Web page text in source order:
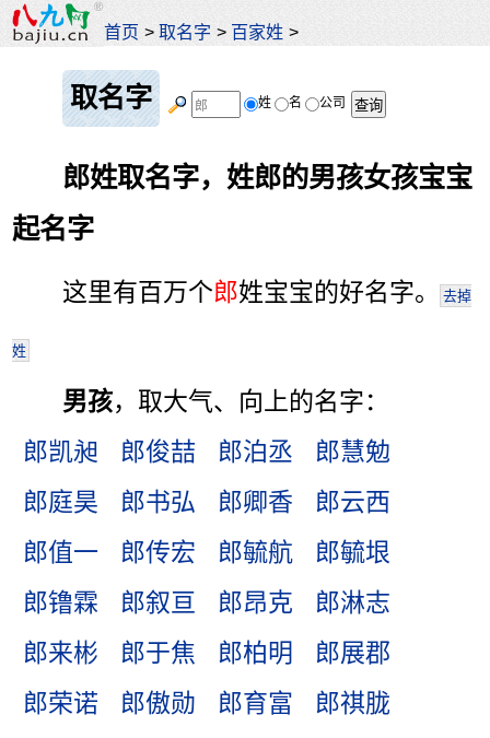
首页 >取名字 > 百家姓 >
取名字 姓 名 公司
郎姓取名字，姓郎的男孩女孩宝宝
起名字
这里有百万个郎姓宝宝的好名字。 去掉
姓
男孩，取大气、向上的名字：
郎凯昶
郎俊喆 郎泊丞
郎慧勉
郎庭昊
郎书弘 郎卿香
郎云西
郎值一
郎传宏 郎毓航
郎毓垠
郎镥霖
郎叙亘 郎昂克
郎淋志
郎来彬
郎于焦 郎柏明
郎展郡
郎荣诺
郎傲勋 郎育富
郎祺胧